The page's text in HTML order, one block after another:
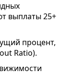
выплаты 25+
процент,
Ratio).